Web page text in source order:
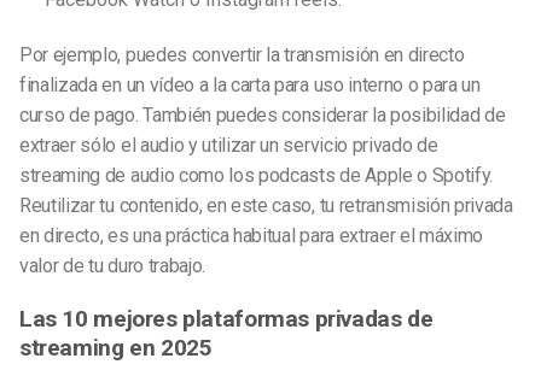
Por ejemplo, puedes convertir la transmisión en directo
finalizada en un vídeo a la carta para uso interno o para un
curso de pago. También puedes considerar la posibilidad de
extraer sólo el audio y utilizar un servicio privado de
streaming de audio como los podcasts de Apple o Spotify.
Reutilizar tu contenido, en este caso, tu retransmisión privada
en directo, es una práctica habitual para extraer el máximo
valor de tu duro trabajo.
Las 10 mejores plataformas privadas de
streaming en 2025